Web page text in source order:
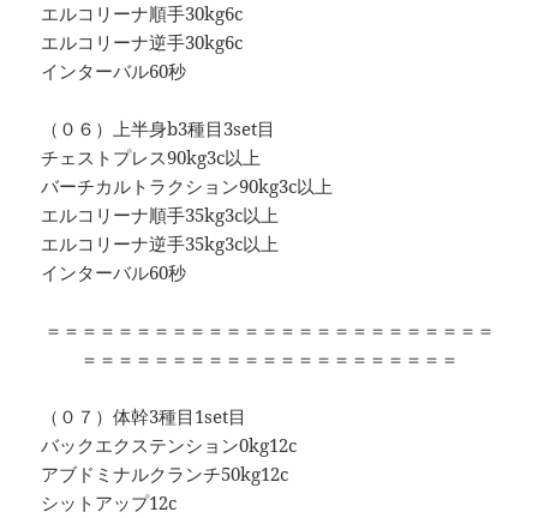
エルコリーナ順手30kg6c
エルコリーナ逆手30kg6c
インターバル60秒
（０６）上半身b3種目3set目
チェストプレス90kg3c以上
バーチカルトラクション90kg3c以上
エルコリーナ順手35kg3c以上
エルコリーナ逆手35kg3c以上
インターバル60秒
＝＝＝＝＝＝＝＝＝＝＝＝＝＝＝＝＝＝＝＝＝＝＝＝＝
＝＝＝＝＝＝＝＝＝＝＝＝＝＝＝＝＝＝＝＝＝
（０７）体幹3種目1set目
バックエクステンション0kg12c
アブドミナルクランチ50kg12c
シットアップ12c